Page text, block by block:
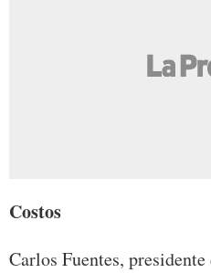
Costos
Carlos Fuentes,